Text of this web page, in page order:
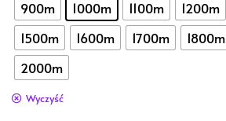
900m
1000m 1100m 1200m
1500m
1600m 1700m 1800m
2000m
Wyczyść